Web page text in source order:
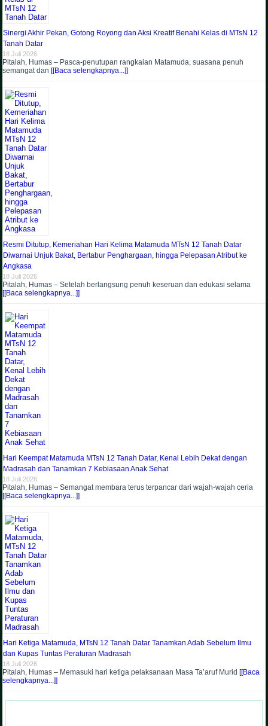
Sinergi Akhir Pekan, Gotong Royong dan Aksi Kreatif Benahi Kelas di MTsN 12
Tanah Datar
18 Juli 2026
Pitalah, Humas – Pasca-penutupan rangkaian Matamuda, suasana penuh
semangat dan[[Baca selengkapnya...]]
Resmi Ditutup, Kemeriahan Hari Kelima Matamuda MTsN 12 Tanah Datar
Diwarnai Unjuk Bakat, Bertabur Penghargaan, hingga Pelepasan Atribut ke
Angkasa
18 Juli 2026
Pitalah, Humas – Setelah berlangsung penuh keseruan dan edukasi selama
[[Baca selengkapnya...]]
Hari Keempat Matamuda MTsN 12 Tanah Datar, Kenal Lebih Dekat dengan
Madrasah dan Tanamkan 7 Kebiasaan Anak Sehat
18 Juli 2026
Pitalah, Humas – Semangat membara terus terpancar dari wajah-wajah ceria
[[Baca selengkapnya...]]
Hari Ketiga Matamuda, MTsN 12 Tanah Datar Tanamkan Adab Sebelum Ilmu
dan Kupas Tuntas Peraturan Madrasah
18 Juli 2026
Pitalah, Humas – Memasuki hari ketiga pelaksanaan Masa Ta’aruf Murid[[Baca
selengkapnya...]]